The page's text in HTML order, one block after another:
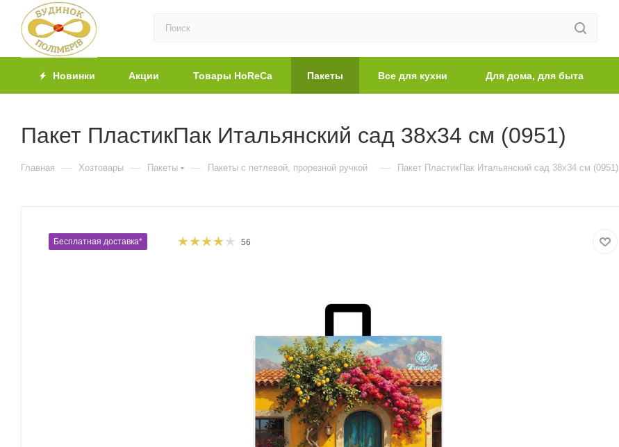
Новинки Акции Товары HoReCa Пакеты Все для кухни Для дома, для быта
Пакет ПластикПак Итальянский сад 38х34 см (0951)
Главная — Хозтовары — Пакеты — Пакеты с петлевой, прорезной ручкой — Пакет ПластикПак Итальянский сад 38х34 см (0951)
Бесплатная доставка* 56